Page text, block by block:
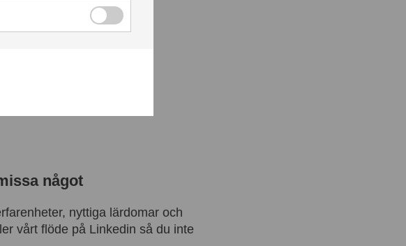
något
nyttiga lärdomar och
vårt flöde på Linkedin så du inte